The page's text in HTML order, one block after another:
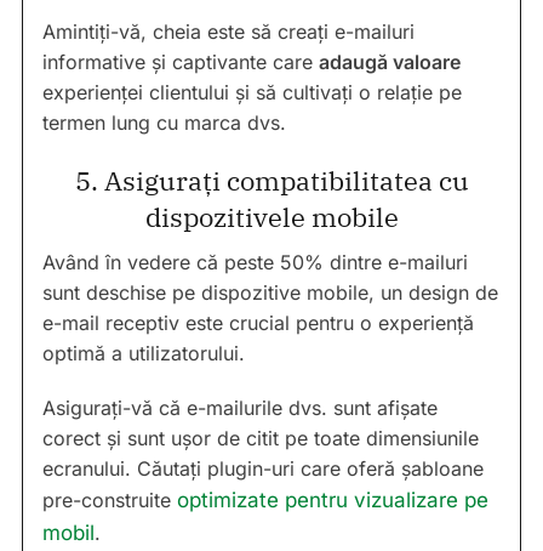
Amintiți-vă, cheia este să creați e-mailuri
informative și captivante care adaugă valoare
experienței clientului și să cultivați o relație pe
termen lung cu marca dvs.
5. Asigurați compatibilitatea cu
dispozitivele mobile
Având în vedere că peste 50% dintre e-mailuri
sunt deschise pe dispozitive mobile, un design de
e-mail receptiv este crucial pentru o experiență
optimă a utilizatorului.
Asigurați-vă că e-mailurile dvs. sunt afișate
corect și sunt ușor de citit pe toate dimensiunile
ecranului. Căutați plugin-uri care oferă șabloane
pre-construite optimizate pentru vizualizare pe
mobil.